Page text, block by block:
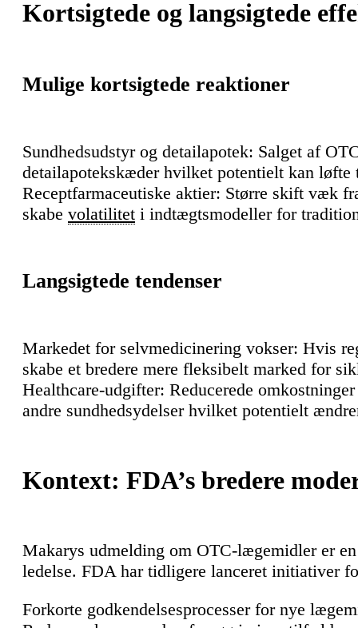
Kortsigtede og langsigtede
Mulige kortsigtede reaktioner
Sundhedsudstyr og detailapotek: Salget af
detailapotekskæder hvilket potentielt kan løfte
Receptfarmaceutiske aktier: Større skift væk
skabe volatilitet i indtægtsmodeller for
Langsigtede tendenser
Markedet for selvmedicinering vokser: Hvis
skabe et bredere mere fleksibelt marked for
Healthcare-udgifter: Reducerede
andre sundhedsydelser hvilket potentielt
Kontext: FDA’s bredere
Makarys udmelding om OTC-lægemidler er
ledelse. FDA har tidligere lanceret initiativer
Forkorte godkendelsesprocesser for nye